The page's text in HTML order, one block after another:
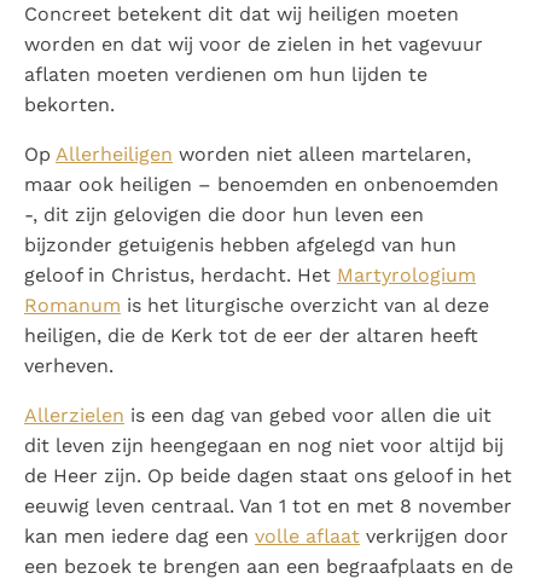
Concreet betekent dit dat wij heiligen moeten
worden en dat wij voor de zielen in het vagevuur
aflaten moeten verdienen om hun lijden te
bekorten.
Op Allerheiligen worden niet alleen martelaren,
maar ook heiligen – benoemden en onbenoemden
-, dit zijn gelovigen die door hun leven een
bijzonder getuigenis hebben afgelegd van hun
geloof in Christus, herdacht. Het Martyrologium
Romanum is het liturgische overzicht van al deze
heiligen, die de Kerk tot de eer der altaren heeft
verheven.
Allerzielen is een dag van gebed voor allen die uit
dit leven zijn heengegaan en nog niet voor altijd bij
de Heer zijn. Op beide dagen staat ons geloof in het
eeuwig leven centraal. Van 1 tot en met 8 november
kan men iedere dag een volle aflaat verkrijgen door
een bezoek te brengen aan een begraafplaats en de